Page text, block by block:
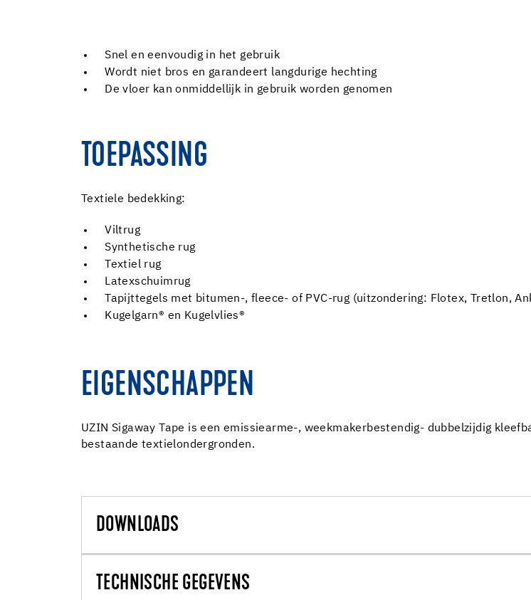
Snel en eenvoudig in het gebruik
Wordt niet bros en garandeert langdurige hechting
De vloer kan onmiddellijk in gebruik worden genomen
TOEPASSING
Textiele bedekking:
Viltrug
Synthetische rug
Textiel rug
Latexschuimrug
Tapijttegels met bitumen-, fleece- of PVC-rug (uitzondering: Flotex, Tretlon,
Kugelgarn® en Kugelvlies®
EIGENSCHAPPEN
UZIN Sigaway Tape is een emissiearme-, weekmakerbestendig- dubbelzijdig
bestaande textielondergronden.
DOWNLOADS
TECHNISCHE GEGEVENS